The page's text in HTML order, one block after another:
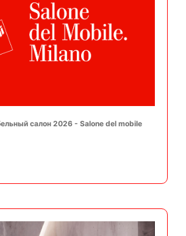
салон 2026 - Salone del mobile